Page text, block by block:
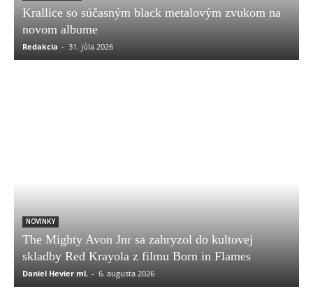
Krallice so súčasným black metalovým zvukom na
novom albume
Redakcia - 31. júla 2026
NOVINKY
The Mighty Avon Jnr sa zahryzol do kultovej
skladby Red Krayola z filmu Born in Flames
Daniel Hevier ml. - 6. augusta 2026